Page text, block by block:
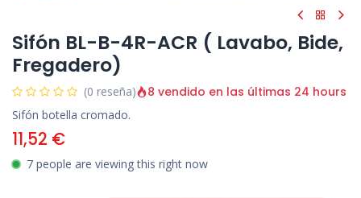
Sifón BL-B-4R-ACR ( Lavabo, Bide,
Fregadero)
(0 reseña) 8 vendido en las últimas 24 hours
Sifón botella cromado.
11,52 €
7 people are viewing this right now